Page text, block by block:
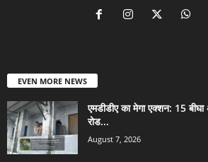
EVEN MORE NEWS
एमडीडीए का मेगा एक्शन: 15
रोड...
August 7, 2026